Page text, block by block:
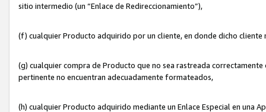
sitio intermedio (un “Enlace de Redireccionamiento”),
(f) cualquier Producto adquirido por un cliente, en donde dicho
(g) cualquier compra de Producto que no sea rastreada
pertinente no encuentran adecuadamente formateados,
(h) cualquier Producto adquirido mediante un Enlace Especial en una